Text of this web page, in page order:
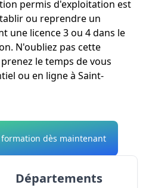
permis d'exploitation est
ou reprendre un
une licence 3 ou 4 dans le
N'oubliez pas cette
le temps de vous
ou en ligne à Saint-
dès maintenant
Départements